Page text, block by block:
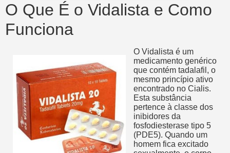
O Que É o Vidalista e Como
Funciona
O Vidalista é um
medicamento genérico
que contém tadalafil, o
mesmo princípio ativo
encontrado no Cialis.
Esta substância
pertence à classe dos
inibidores da
fosfodiesterase tipo 5
(PDE5). Quando um
homem fica excitado